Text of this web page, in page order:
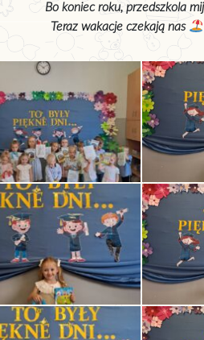
Bo koniec roku, przedszkola
Teraz wakacje czekają nas